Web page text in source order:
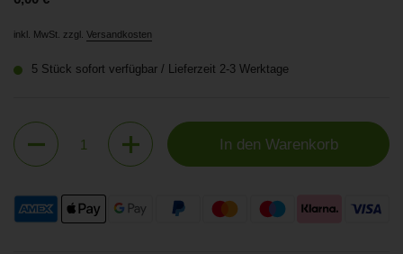
inkl. MwSt. zzgl. Versandkosten
5 Stück sofort verfügbar / Lieferzeit 2-3 Werktage
Anzahl
In den Warenkorb